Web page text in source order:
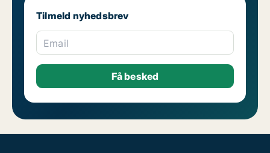
Tilmeld nyhedsbrev
Email